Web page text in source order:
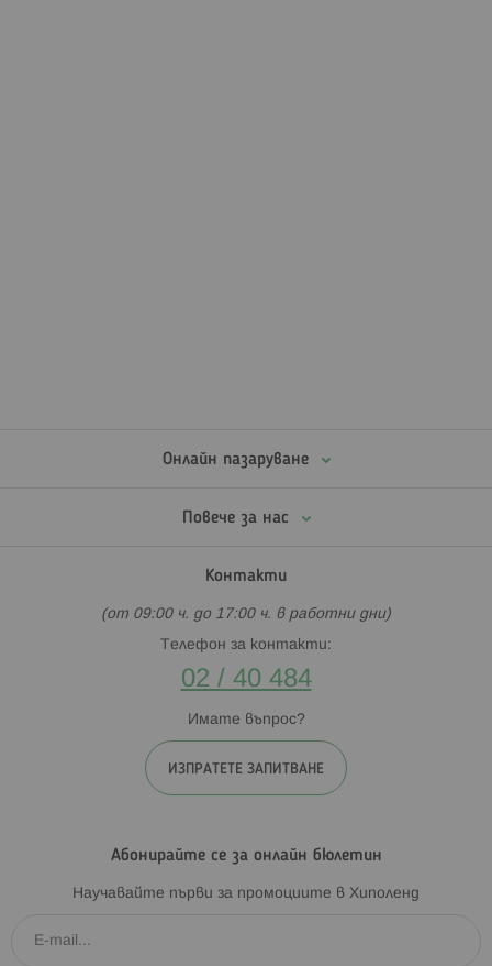
Онлайн пазаруване
Повече за нас
Контакти
(от 09:00 ч. до 17:00 ч. в работни дни)
Телефон за контакти:
02 / 40 484
Имате въпрос?
ИЗПРАТЕТЕ ЗАПИТВАНЕ
Абонирайте се за онлайн бюлетин
Научавайте първи за промоциите в Хиполенд